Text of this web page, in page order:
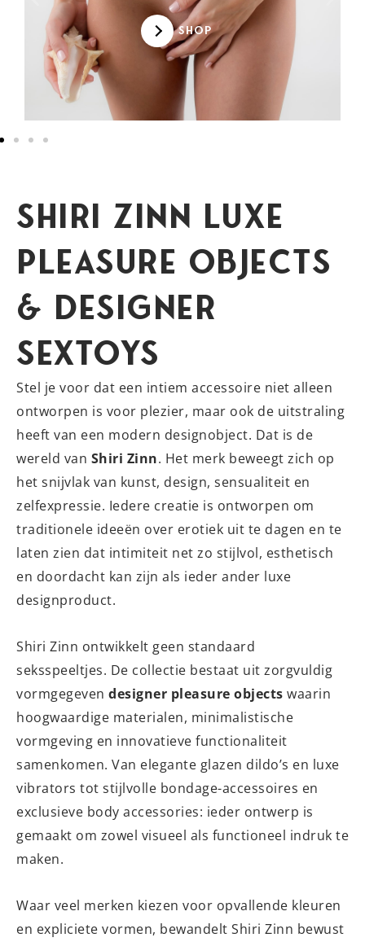
SHOP
Shiri Zinn Luxe
Pleasure Objects
& Designer
Sextoys
Stel je voor dat een intiem accessoire niet alleen
ontworpen is voor plezier, maar ook de uitstraling
heeft van een modern designobject. Dat is de
wereld van Shiri Zinn. Het merk beweegt zich op
het snijvlak van kunst, design, sensualiteit en
zelfexpressie. Iedere creatie is ontworpen om
traditionele ideeën over erotiek uit te dagen en te
laten zien dat intimiteit net zo stijlvol, esthetisch
en doordacht kan zijn als ieder ander luxe
designproduct.
Shiri Zinn ontwikkelt geen standaard
seksspeeltjes. De collectie bestaat uit zorgvuldig
vormgegeven designer pleasure objects waarin
hoogwaardige materialen, minimalistische
vormgeving en innovatieve functionaliteit
samenkomen. Van elegante glazen dildo’s en luxe
vibrators tot stijlvolle bondage-accessoires en
exclusieve body accessories: ieder ontwerp is
gemaakt om zowel visueel als functioneel indruk te
maken.
Waar veel merken kiezen voor opvallende kleuren
en expliciete vormen, bewandelt Shiri Zinn bewust